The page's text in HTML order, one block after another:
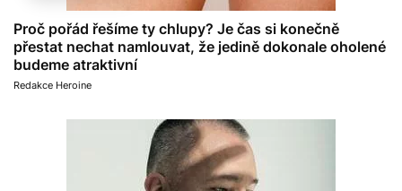
Proč pořád řešíme ty chlupy? Je čas si konečně
přestat nechat namlouvat, že jedině dokonale oholené
budeme atraktivní
Redakce Heroine